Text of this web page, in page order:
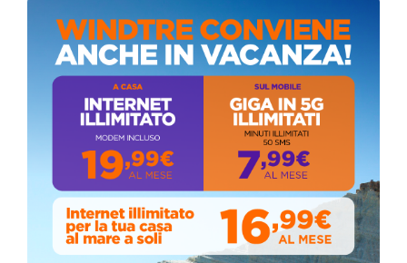
Coronavirus: messaggio del Sindaco Zambito
ai cittadini
Domenica, Novembre 22, 2020
Circolo della stampa, terzo appuntamento
con il giornalista Giacinto Pipitone
Martedì, Agosto 04, 2026
sindaco Zambito
Lunedì, Ottobre 05, 2020